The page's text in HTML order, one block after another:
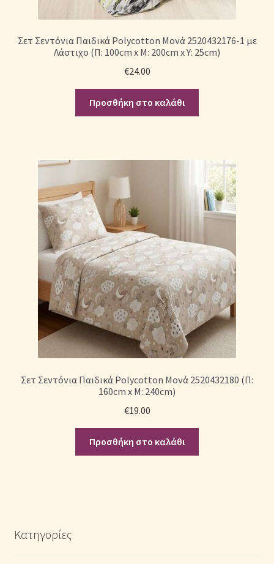
Σετ Σεντόνια Παιδικά Polycotton Μονά 2520432176-1 με
Λάστιχο (Π: 100cm x Μ: 200cm x Υ: 25cm)
€24.00
Προσθήκη στο καλάθι
Σετ Σεντόνια Παιδικά Polycotton Μονά 2520432180 (Π:
160cm x Μ: 240cm)
€19.00
Προσθήκη στο καλάθι
Κατηγορίες